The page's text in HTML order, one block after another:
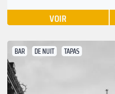
VOIR
BAR DE NUIT TAPAS